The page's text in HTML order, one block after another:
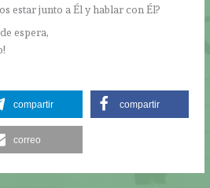
estar junto a Él y hablar con Él?
espera,
compartir compartir
correo